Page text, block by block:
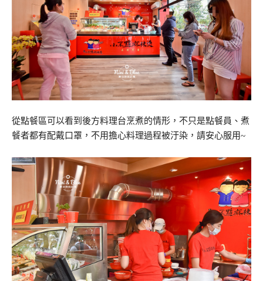
從點餐區可以看到後方料理台烹煮的情形，不只是點餐員、煮
餐者都有配戴口罩，不用擔心料理過程被汙染，請安心服用~